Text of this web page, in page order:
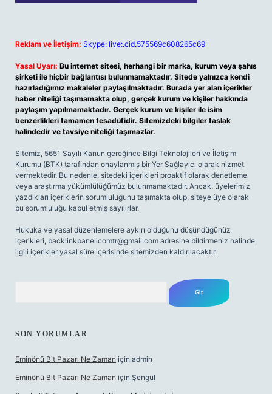
Reklam ve İletişim: Skype: live:.cid.575569c608265c69
Yasal Uyarı: Bu internet sitesi, herhangi bir marka, kurum veya şahıs
şirketi ile hiçbir bağlantısı bulunmamaktadır. Sitede yalnızca kendi
hazırladığımız makaleler paylaşılmaktadır. Burada yer alan içerikler
haber niteliği taşımamakta olup, gerçek kurum ve kişiler hakkında
paylaşım yapılmamaktadır. Gerçek kurum ve kişiler ile isim
benzerlikleri tamamen tesadüfidir. Sitemizdeki bilgiler taslak
halindedir ve tavsiye niteliği taşımazlar.
Sitemiz, 5651 Sayılı Kanun gereğince Bilgi Teknolojileri ve İletişim
Kurumu (BTK) tarafından onaylanmış bir Yer Sağlayıcı olarak hizmet
vermektedir. Bu nedenle, sitedeki içerikleri proaktif olarak denetleme
veya araştırma yükümlülüğümüz bulunmamaktadır. Ancak, üyelerimiz
yazdıkları içeriklerin sorumluluğunu taşımakta olup, siteye üye olarak
bu sorumluluğu kabul etmiş sayılırlar.
Hukuka ve yasal düzenlemelere aykırı olduğunu düşündüğünüz
içerikleri, backlinkpanelicomtr@gmail.com adresine bildirmeniz halinde,
ilgili içerikler yasal süre içerisinde sitemizden kaldırılacaktır.
SON YORUMLAR
Eminönü Bit Pazarı Ne Zaman için admin
Eminönü Bit Pazarı Ne Zaman için Şengül